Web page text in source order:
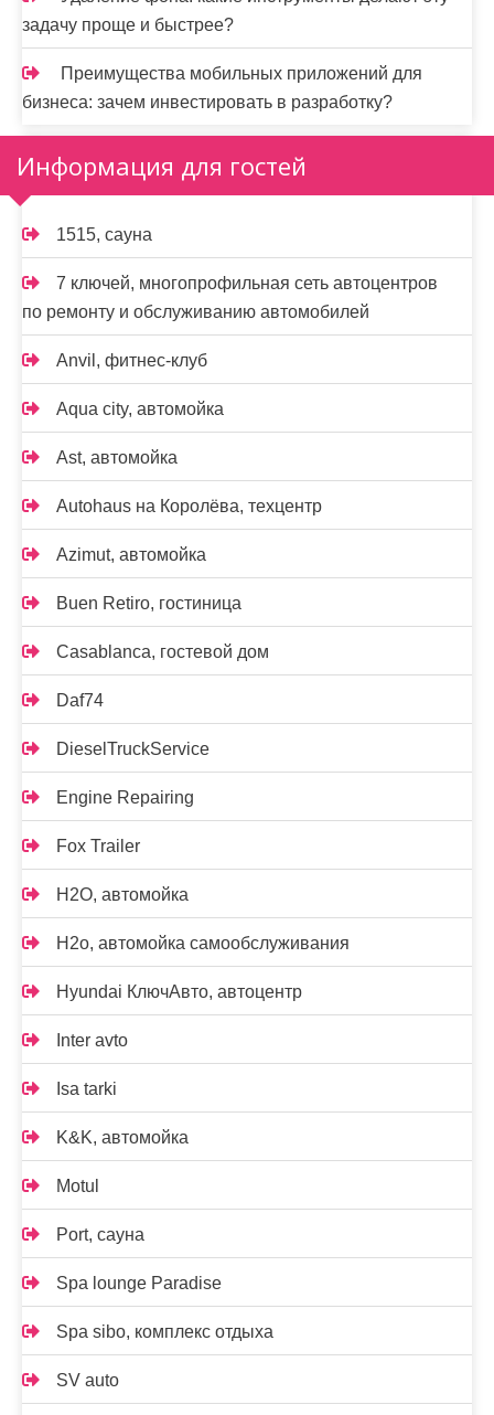
задачу проще и быстрее?
Преимущества мобильных приложений для
бизнеса: зачем инвестировать в разработку?
Информация для гостей
1515, сауна
7 ключей, многопрофильная сеть автоцентров
по ремонту и обслуживанию автомобилей
Anvil, фитнес-клуб
Aqua city, автомойка
Ast, автомойка
Autohaus на Королёва, техцентр
Azimut, автомойка
Buen Retiro, гостиница
Casablanca, гостевой дом
Daf74
DieselTruckService
Engine Repairing
Fox Trailer
H2O, автомойка
H2o, автомойка самообслуживания
Hyundai КлючАвто, автоцентр
Inter avto
Isa tarki
K&K, автомойка
Motul
Port, сауна
Spa lounge Paradise
Spa sibo, комплекс отдыха
SV auto